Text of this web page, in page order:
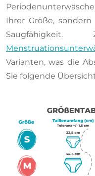
Ihrer Größe,
Varianten, was die
Sie folgende